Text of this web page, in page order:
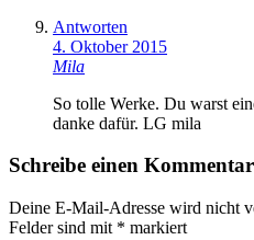
Antworten
4. Oktober 2015
Mila
So tolle Werke. Du warst
danke dafür. LG mila
Schreibe einen Kommentar
Deine E-Mail-Adresse wird nicht
Felder sind mit * markiert